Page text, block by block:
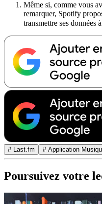
Même si, comme vous
remarquer, Spotify
transmettre ses données
# Last.fm # Application
Poursuivez votre